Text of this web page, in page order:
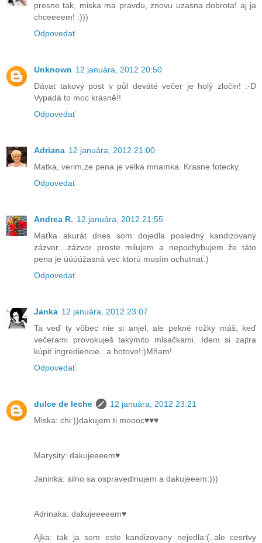
presne tak, miska ma pravdu, znovu uzasna dobrota! aj ja
chceeeem! :)))
Odpovedať
Unknown 12 januára, 2012 20:50
Dávat takový post v půl deváté večer je holý zločin! :-D
Vypadá to moc krásně!!
Odpovedať
Adriana 12 januára, 2012 21:00
Matka, verim,ze pena je velka mnamka. Krasne fotecky.
Odpovedať
Andrea R. 12 januára, 2012 21:55
Maťka akurát dnes som dojedla posledný kandizovaný
zázvor....zázvor proste milujem a nepochybujem že táto
pena je úúúúžasná vec ktorú musím ochutnať:)
Odpovedať
Janka 12 januára, 2012 23:07
Ta veď ty vôbec nie si anjel, ale pekné rožky máš, keď
večerami provokuješ takýmito mlsačkami. Idem si zajtra
kúpiť ingrediencie...a hotovo!:)Mňam!
Odpovedať
dulce de leche
12 januára, 2012 23:21
Miska: chi:))dakujem ti moooc♥♥♥
Marysity: dakujeeeem♥
Janinka: silno sa ospravedlnujem a dakujeeem:)))
Adrinaka: dakujeeeeem♥
Ajka: tak ja som este kandizovany nejedla:(..ale cesrtvy